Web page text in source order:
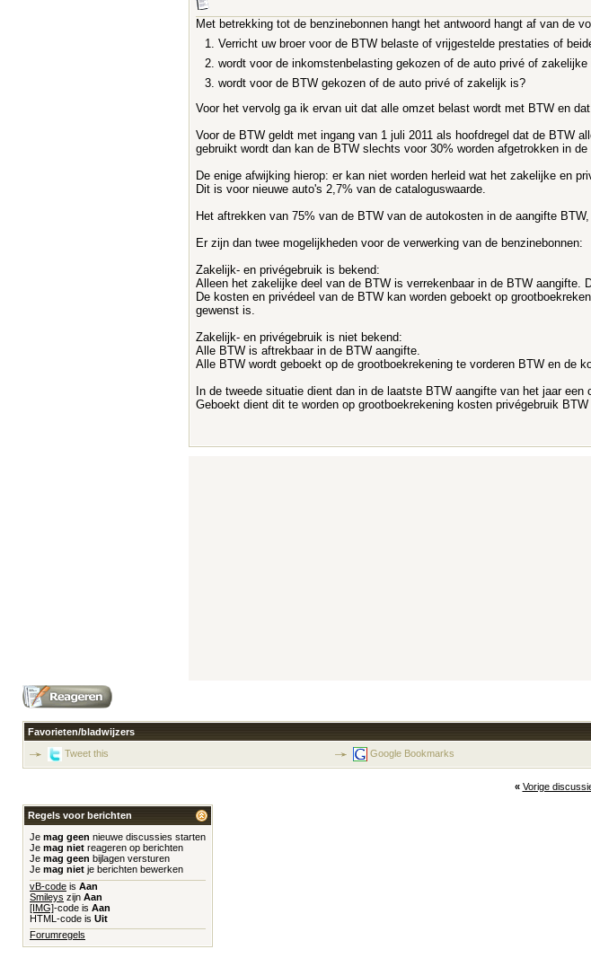
Met betrekking tot de benzinebonnen hangt het antwoord hangt af van de
Verricht uw broer voor de BTW belaste of vrijgestelde prestaties of
wordt voor de inkomstenbelasting gekozen of de auto privé of zakelijke
wordt voor de BTW gekozen of de auto privé of zakelijk is?
Voor het vervolg ga ik ervan uit dat alle omzet belast wordt met BTW en
Voor de BTW geldt met ingang van 1 juli 2011 als hoofdregel dat de BTW
gebruikt wordt dan kan de BTW slechts voor 30% worden afgetrokken in de
De enige afwijking hierop: er kan niet worden herleid wat het zakelijke en
Dit is voor nieuwe auto's 2,7% van de cataloguswaarde.
Het aftrekken van 75% van de BTW van de autokosten in de aangifte
Er zijn dan twee mogelijkheden voor de verwerking van de benzinebonnen:
Zakelijk- en privégebruik is bekend:
Alleen het zakelijke deel van de BTW is verrekenbaar in de BTW aangifte.
De kosten en privédeel van de BTW kan worden geboekt op
gewenst is.
Zakelijk- en privégebruik is niet bekend:
Alle BTW is aftrekbaar in de BTW aangifte.
Alle BTW wordt geboekt op de grootboekrekening te vorderen BTW en de
In de tweede situatie dient dan in de laatste BTW aangifte van het jaar
Geboekt dient dit te worden op grootboekrekening kosten privégebruik
Favorieten/bladwijzers
Tweet this
Google Bookmarks
« Vorige
Regels voor berichten
Je mag geen nieuwe discussies starten
Je mag niet reageren op berichten
Je mag geen bijlagen versturen
Je mag niet je berichten bewerken
vB-code is Aan
Smileys zijn Aan
[IMG]-code is Aan
HTML-code is Uit
Forumregels